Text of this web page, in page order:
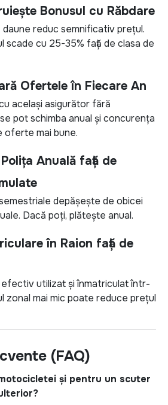
Bonusul cu Răbdare
reduc semnificativ prețul.
scade cu 25-35% față de clasa de
Ofertele în Fiecare An
același asigurător fără
pot schimba anual și concurența
oferte mai bune.
Anuală față de
depășește de obicei
Dacă poți, plătește anual.
în Raion față de
utilizat și înmatriculat într-
zonal mai mic poate reduce prețul
(FAQ)
și pentru un scuter